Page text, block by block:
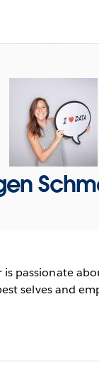
is passionate
selves and